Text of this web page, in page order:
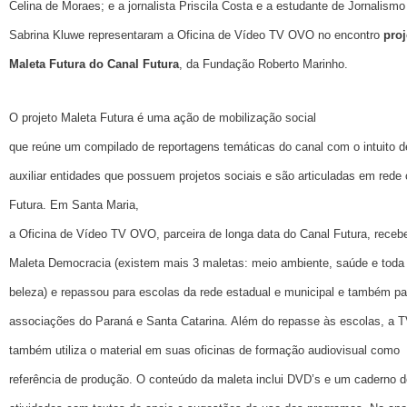
Celina de Moraes; e a jornalista Priscila Costa e a estudante de Jornalismo
Sabrina Kluwe representaram a Oficina de Vídeo TV OVO no encontro
Maleta Futura do Canal Futura, da Fundação Roberto Marinho.
O projeto Maleta Futura é uma ação de mobilização social
que reúne um compilado de reportagens temáticas do canal com o intuito
auxiliar entidades que possuem projetos sociais e são articuladas em rede
Futura. Em Santa Maria,
a Oficina de Vídeo TV OVO, parceira de longa data do Canal Futura,
Maleta Democracia (existem mais 3 maletas: meio ambiente, saúde e toda
beleza) e repassou para escolas da rede estadual e municipal e também
associações do Paraná e Santa Catarina. Além do repasse às escolas, a
também utiliza o material em suas oficinas de formação audiovisual como
referência de produção. O conteúdo da maleta inclui DVD’s e um caderno